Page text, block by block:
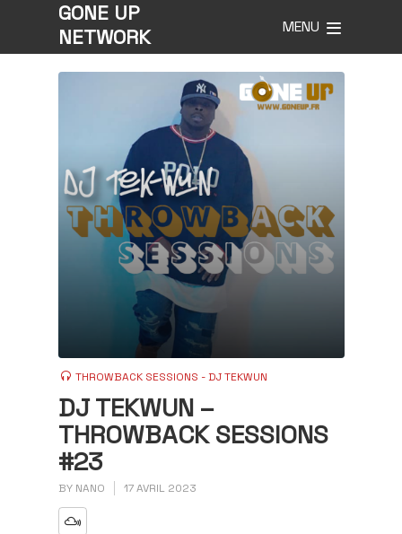
GONE UP
NETWORK
MENU
THROWBACK SESSIONS - DJ TEKWUN
DJ TEKWUN –
THROWBACK SESSIONS
#23
BY NANO 17 AVRIL 2023